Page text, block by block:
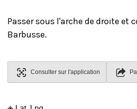
Passer sous l'arche de droite et
Barbusse.
Consulter sur l'application